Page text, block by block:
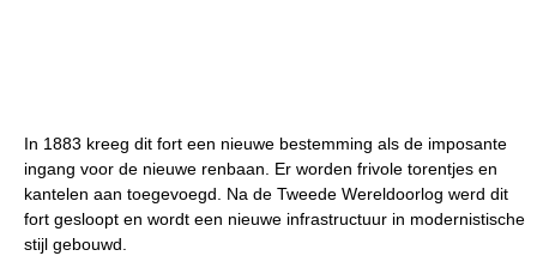
In 1883 kreeg dit fort een nieuwe bestemming als de imposante
ingang voor de nieuwe renbaan. Er worden frivole torentjes en
kantelen aan toegevoegd. Na de Tweede Wereldoorlog werd dit
fort gesloopt en wordt een nieuwe infrastructuur in modernistische
stijl gebouwd.